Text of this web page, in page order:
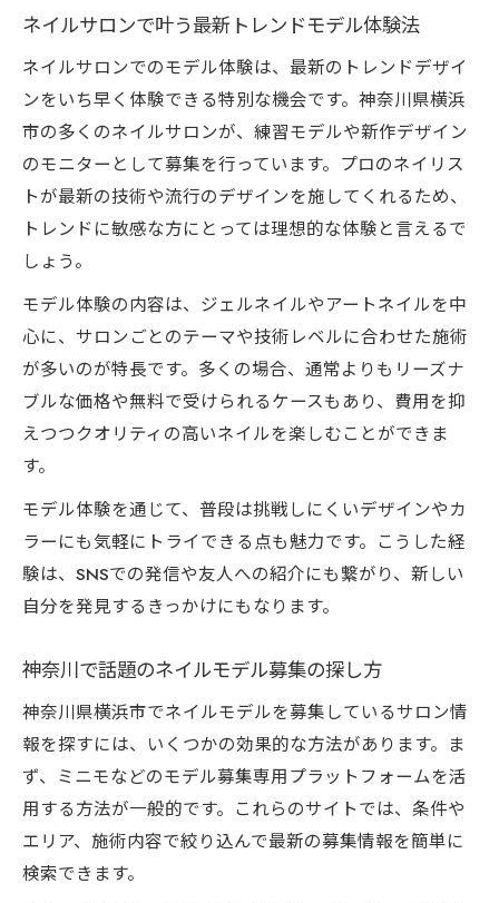
無料や割引で体験できるサロンモデル活用
法
ネイルモデルバイトと練習モデルの違い解
説
ミニモやSNSで探すネイルサロンモデル情
報
横浜で無料のネイルモデルになるには
ネイルサロンで無料モデルになるための流
れ
ジェルネイルモデル無料体験の見つけ方
横浜で人気のネイルサロンモデル無料案件
ネイルモデル募集の条件と応募時の注意点
高技術ネイルサロンモデルの魅力とメリット
高技術ネイルサロンモデル体験の満足度
び方
ネイルサロンモデルで得られる実践的なメ
リット
ネイリストと共に技術向上を目指す方法
モデル体験がネイルデザイン習得に役立つ
理由
ネイルモデル応募でお得な体験を楽しむ方法
ネイルサロンで叶う最新トレンドモデル体験法
ネイルサロンでのモデル体験は、最新のトレンドデザイ
ンをいち早く体験できる特別な機会です。神奈川県横浜
市の多くのネイルサロンが、練習モデルや新作デザイン
のモニターとして募集を行っています。プロのネイリス
トが最新の技術や流行のデザインを施してくれるため、
トレンドに敏感な方にとっては理想的な体験と言えるで
しょう。
モデル体験の内容は、ジェルネイルやアートネイルを中
心に、サロンごとのテーマや技術レベルに合わせた施術
が多いのが特長です。多くの場合、通常よりもリーズナ
ブルな価格や無料で受けられるケースもあり、費用を抑
えつつクオリティの高いネイルを楽しむことができま
す。
モデル体験を通じて、普段は挑戦しにくいデザインやカ
ラーにも気軽にトライできる点も魅力です。こうした経
験は、SNSでの発信や友人への紹介にも繋がり、新しい
自分を発見するきっかけにもなります。
神奈川で話題のネイルモデル募集の探し方
神奈川県横浜市でネイルモデルを募集しているサロン情
報を探すには、いくつかの効果的な方法があります。ま
ず、ミニモなどのモデル募集専用プラットフォームを活
用する方法が一般的です。これらのサイトでは、条件や
エリア、施術内容で絞り込んで最新の募集情報を簡単に
検索できます。